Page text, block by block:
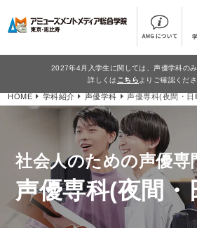
2027年4月入学生に関しては、声優学科のみ
詳しくは こちら よりご確認くださ
HOME 学科紹介 声優学科 声優専科(夜間・日
社会人のための声優専
声優専科(夜間・